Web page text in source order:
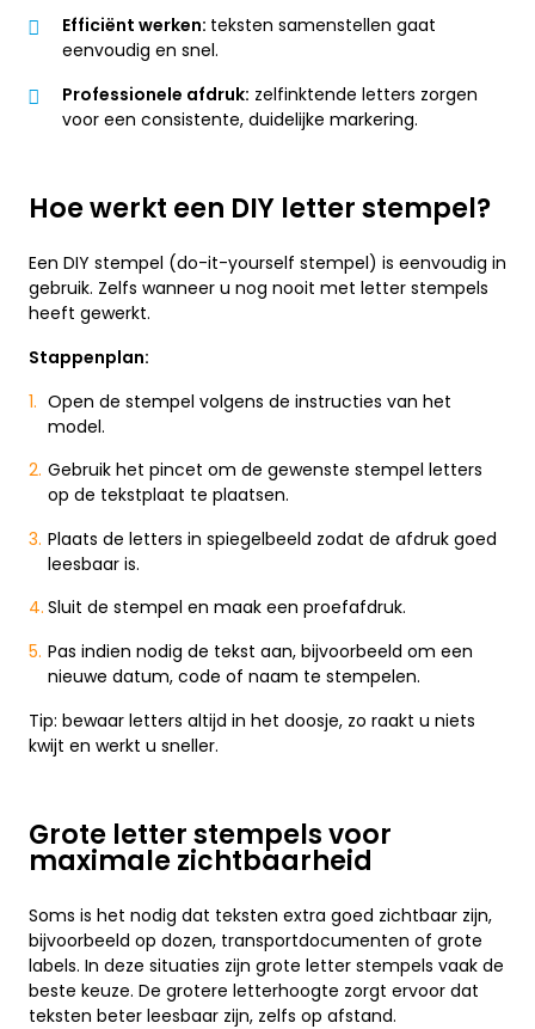
Efficiënt werken: teksten samenstellen gaat
eenvoudig en snel.
Professionele afdruk: zelfinktende letters zorgen
voor een consistente, duidelijke markering.
Hoe werkt een DIY letter stempel?
Een DIY stempel (do-it-yourself stempel) is eenvoudig in
gebruik. Zelfs wanneer u nog nooit met letter stempels
heeft gewerkt.
Stappenplan:
Open de stempel volgens de instructies van het
model.
Gebruik het pincet om de gewenste stempel letters
op de tekstplaat te plaatsen.
Plaats de letters in spiegelbeeld zodat de afdruk goed
leesbaar is.
Sluit de stempel en maak een proefafdruk.
Pas indien nodig de tekst aan, bijvoorbeeld om een
nieuwe datum, code of naam te stempelen.
Tip: bewaar letters altijd in het doosje, zo raakt u niets
kwijt en werkt u sneller.
Grote letter stempels voor
maximale zichtbaarheid
Soms is het nodig dat teksten extra goed zichtbaar zijn,
bijvoorbeeld op dozen, transportdocumenten of grote
labels. In deze situaties zijn grote letter stempels vaak de
beste keuze. De grotere letterhoogte zorgt ervoor dat
teksten beter leesbaar zijn, zelfs op afstand.